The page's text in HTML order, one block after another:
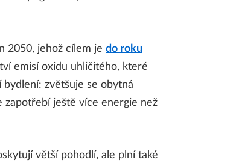
2050, jehož cílem je do roku
emisí oxidu uhličitého, které
zvětšuje se obytná
ještě více energie než
větší pohodlí, ale plní také